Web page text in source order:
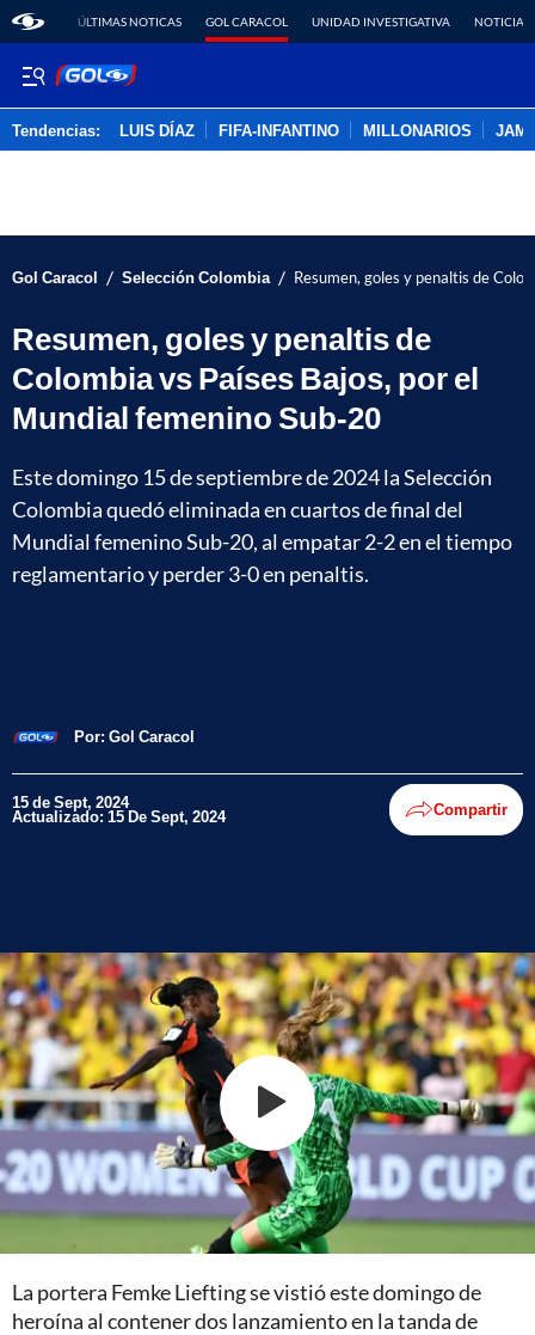
ÚLTIMAS NOTICAS GOL CARACOL UNIDAD INVESTIGATIVA NOTICIAS
Tendencias: LUIS DÍAZ FIFA-INFANTINO MILLONARIOS
Gol Caracol / Selección Colombia / Resumen, goles y penaltis de
Resumen, goles y penaltis de
Colombia vs Países Bajos, por el
Mundial femenino Sub-20
Este domingo 15 de septiembre de 2024 la Selección
Colombia quedó eliminada en cuartos de final del
Mundial femenino Sub-20, al empatar 2-2 en el tiempo
reglamentario y perder 3-0 en penaltis.
Por: Gol Caracol
15 de Sept, 2024
Actualizado: 15 De Sept, 2024 Compartir
La portera Femke Liefting se vistió este domingo de
heroína al contener dos lanzamiento en la tanda de